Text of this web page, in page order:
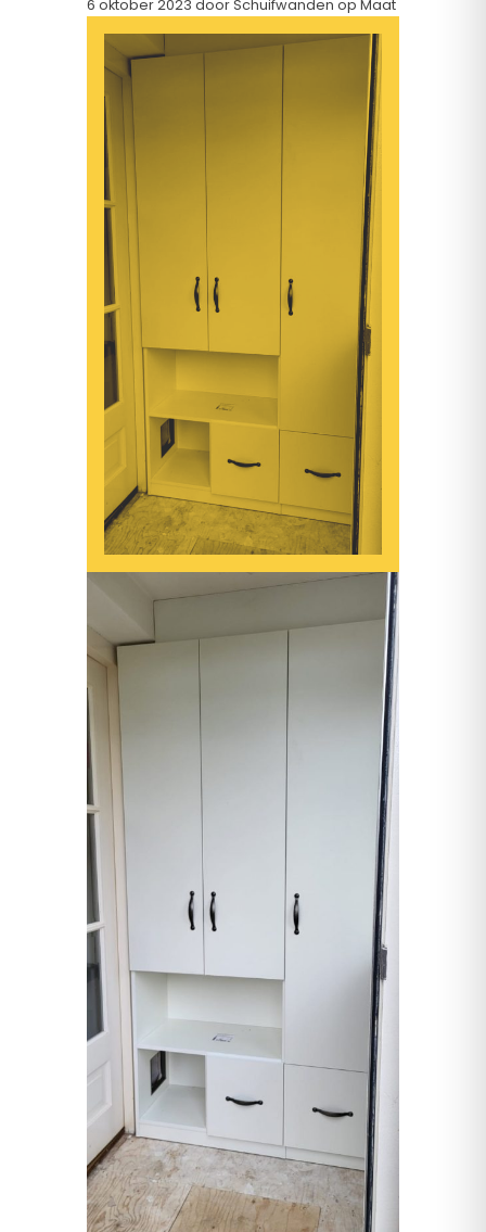
6 oktober 2023 door Schuifwanden op Maat